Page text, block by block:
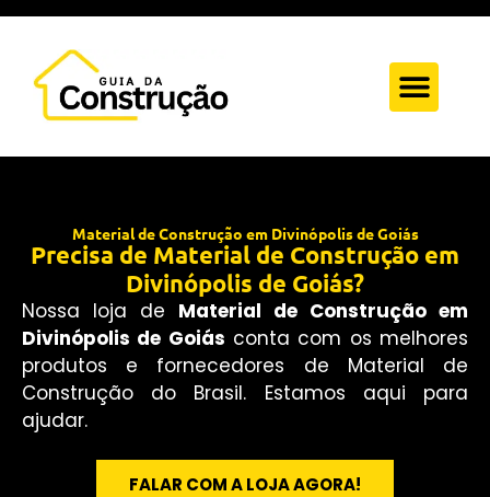
Material de Construção em Divinópolis de Goiás
Precisa de Material de Construção em
Divinópolis de Goiás?
Nossa loja de Material de Construção em
Divinópolis de Goiás conta com os melhores
produtos e fornecedores de Material de
Construção do Brasil. Estamos aqui para
ajudar.
FALAR COM A LOJA AGORA!